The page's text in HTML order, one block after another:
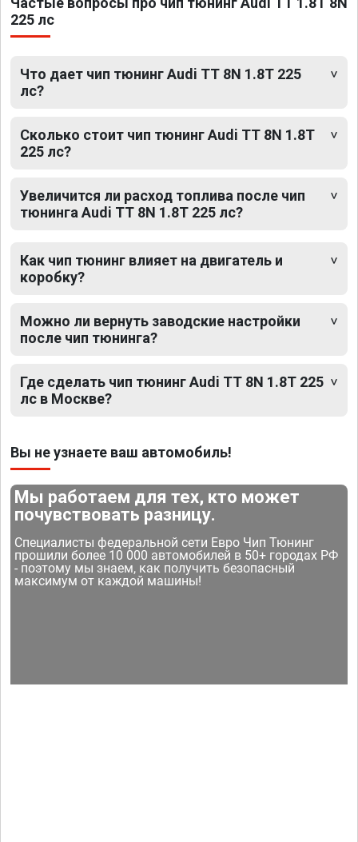
225 лс
Что дает чип тюнинг Audi TT 8N 1.8T 225
лс?
Сколько стоит чип тюнинг Audi TT 8N 1.8T
225 лс?
Увеличится ли расход топлива после чип
тюнинга Audi TT 8N 1.8T 225 лс?
Как чип тюнинг влияет на двигатель и
коробку?
Можно ли вернуть заводские настройки
после чип тюнинга?
Где сделать чип тюнинг Audi TT 8N 1.8T 225
лс в Москве?
Вы не узнаете ваш автомобиль!
Мы работаем для тех, кто может
почувствовать разницу.
Специалисты федеральной сети Евро Чип Тюнинг
прошили более 10 000 автомобилей в 50+ городах РФ
- поэтому мы знаем, как получить безопасный
максимум от каждой машины!